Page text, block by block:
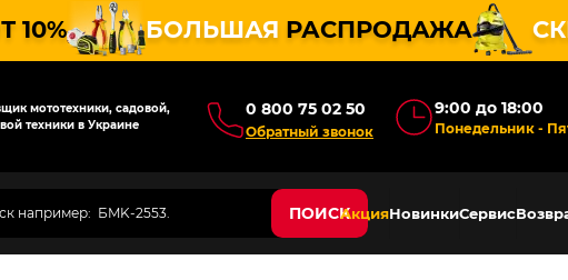
10% БОЛЬШАЯ РАСПРОДАЖА
мототехники, садовой,
техники в Украине
0 800 75 02 50
Обратный звонок
9:00 до 18:00
Понедельник -
ПОИСКАкцияНовинкиСервис